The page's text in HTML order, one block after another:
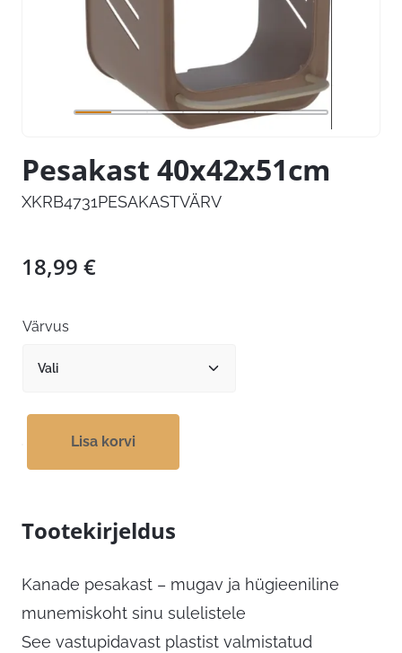
Pesakast 40x42x51cm
XKRB4731PESAKASTVÄRV
18,99 €
Värvus
Lisa korvi
Tootekirjeldus
Kanade pesakast – mugav ja hügieeniline
munemiskoht sinu sulelistele
See vastupidavast plastist valmistatud